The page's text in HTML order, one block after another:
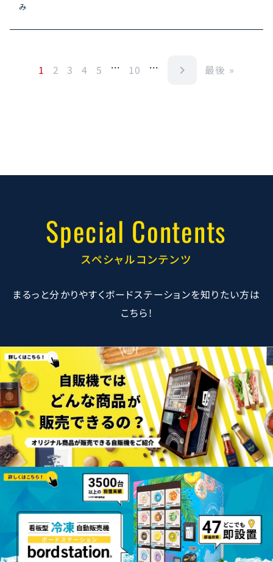
み
1 2 3 4 5 ... 10 ... navigate_next 最後 »
Special Contents
スペシャルコンテンツ
まるっと分かりやすくボードステーションを知りたい方は
こちら!